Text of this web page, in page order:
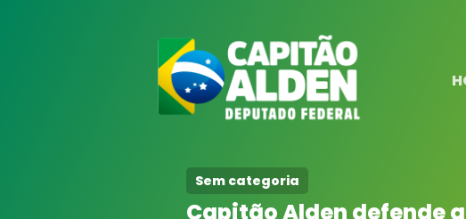
Sem categoria
Capitão Alden defende